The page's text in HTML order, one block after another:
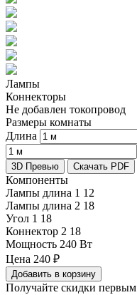
Лампы
Коннекторы
Не добавлен токопровод
Размеры комнаты
Длина
3D Превью Скачать PDF
Компоненты
Лампы длина 1 12
Лампы длина 2 18
Угол 1 18
Коннектор 2 18
Мощность 240 Вт
Цена 240 ₽
Добавить в корзину
Получайте скидки первым